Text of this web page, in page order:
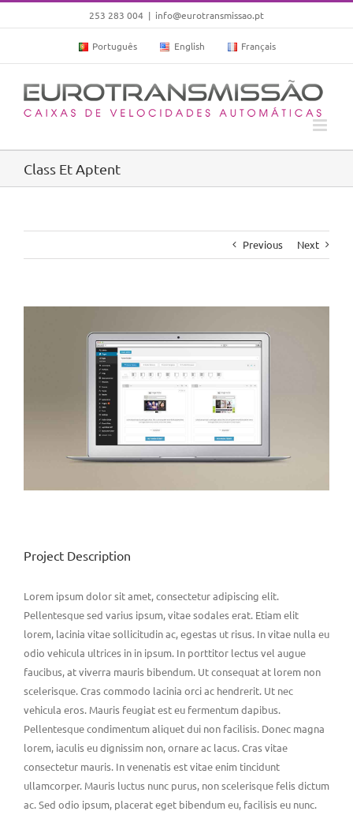
to
253 283 004 | info@eurotransmissao.pt
Português English Français
Class Et Aptent
Previous Next
Project Description
Lorem ipsum dolor sit amet, consectetur adipiscing elit.
Pellentesque sed varius ipsum, vitae sodales erat. Etiam elit
lorem, lacinia vitae sollicitudin ac, egestas ut risus. In vitae nulla eu
odio vehicula ultrices in in ipsum. In porttitor lectus vel augue
faucibus, at viverra mauris bibendum. Ut consequat at lorem non
scelerisque. Cras commodo lacinia orci ac hendrerit. Ut nec
vehicula eros. Mauris feugiat est eu fermentum dapibus.
Pellentesque condimentum aliquet dui non facilisis. Donec magna
lorem, iaculis eu dignissim non, ornare ac lacus. Cras vitae
consectetur mauris. In venenatis est vitae enim tincidunt
ullamcorper. Mauris luctus nunc purus, non scelerisque felis dictum
ac. Sed odio ipsum, placerat eget bibendum eu, facilisis eu nunc.